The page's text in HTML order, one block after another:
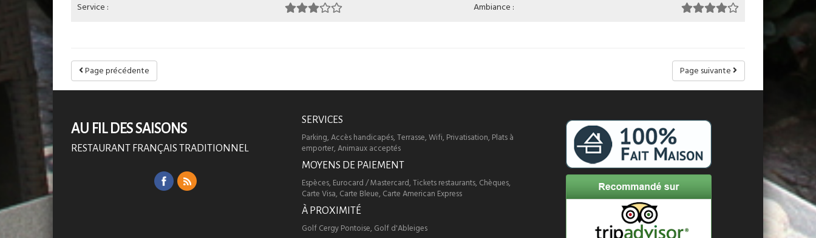
Service :
Ambiance :
Page suivante
Page précédente
AU FIL DES SAISONS
RESTAURANT FRANÇAIS TRADITIONNEL
SERVICES
Parking, Accès handicapés, Terrasse, Wifi, Privatisation, Plats à
emporter, Animaux acceptés
MOYENS DE PAIEMENT
Espèces, Eurocard / Mastercard, Tickets restaurants, Chèques,
Carte Visa, Carte Bleue, Carte American Express
À PROXIMITÉ
Golf Cergy Pontoise, Golf d'Ableiges